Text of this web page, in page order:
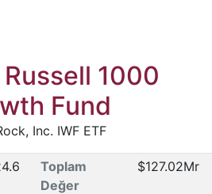
1000
Fund
Inc. IWF ETF
Toplam
Değer
$127.02Mr